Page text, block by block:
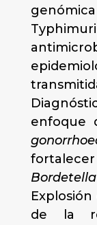
enfoque
de la